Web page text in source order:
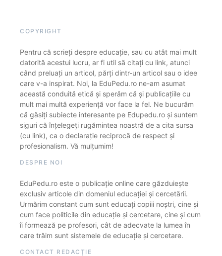
COPYRIGHT
Pentru că scrieți despre educație, sau cu atât mai mult
datorită acestui lucru, ar fi util să citați cu link, atunci
când preluați un articol, părți dintr-un articol sau o idee
care v-a inspirat. Noi, la EduPedu.ro ne-am asumat
această conduită etică și sperăm că și publicațiile cu
mult mai multă experiență vor face la fel. Ne bucurăm
că găsiți subiecte interesante pe Edupedu.ro și suntem
siguri că înțelegeți rugămintea noastră de a cita sursa
(cu link), ca o declarație reciprocă de respect și
profesionalism. Vă mulțumim!
DESPRE NOI
EduPedu.ro este o publicație online care găzduiește
exclusiv articole din domeniul educației și cercetării.
Urmărim constant cum sunt educați copiii noștri, cine și
cum face politicile din educație și cercetare, cine și cum
îi formează pe profesori, cât de adecvate la lumea în
care trăim sunt sistemele de educație și cercetare.
CONTACT REDACȚIE